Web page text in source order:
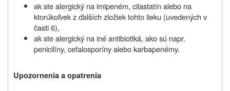
ak ste alergický na imipeném, cilastatín alebo na
ktorúkoľvek z ďalších zložiek tohto lieku (uvedených v
časti 6),
ak ste alergický na iné antibiotiká, ako sú napr.
penicilíny, cefalosporíny alebo karbapenémy.
Upozornenia a opatrenia